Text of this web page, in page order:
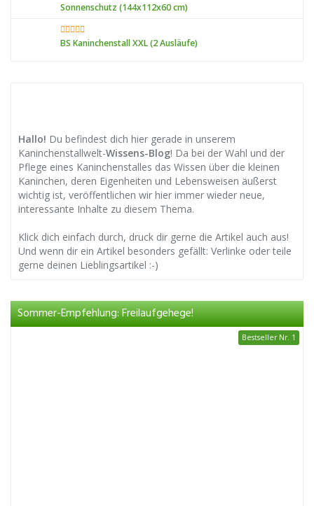
Sonnenschutz (144x112x60 cm)
BS Kaninchenstall XXL (2 Ausläufe)
Hallo! Du befindest dich hier gerade in unserem
Kaninchenstallwelt-Wissens-Blog! Da bei der Wahl und der
Pflege eines Kaninchenstalles das Wissen über die kleinen
Kaninchen, deren Eigenheiten und Lebensweisen äußerst
wichtig ist, veröffentlichen wir hier immer wieder neue,
interessante Inhalte zu diesem Thema.
Klick dich einfach durch, druck dir gerne die Artikel auch aus!
Und wenn dir ein Artikel besonders gefällt: Verlinke oder teile
gerne deinen Lieblingsartikel :-)
Sommer-Empfehlung: Freilaufgehege!
Bestseller Nr. 1